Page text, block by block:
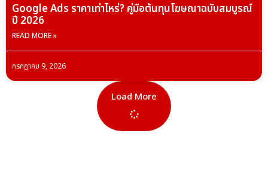
Google Ads ราคาเท่าไหร่? คู่มือต้นทุนโฆษณาฉบับสมบูรณ์
ปี 2026
READ MORE »
กรกฎาคม 9, 2026
Load More